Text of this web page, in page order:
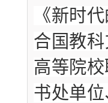
《新时
合国教
高等院
书处单